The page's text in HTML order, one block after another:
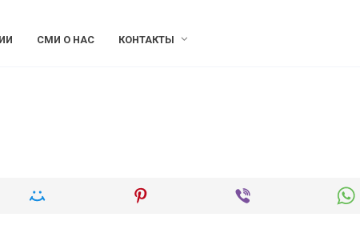
СМИ О НАС КОНТАКТЫ